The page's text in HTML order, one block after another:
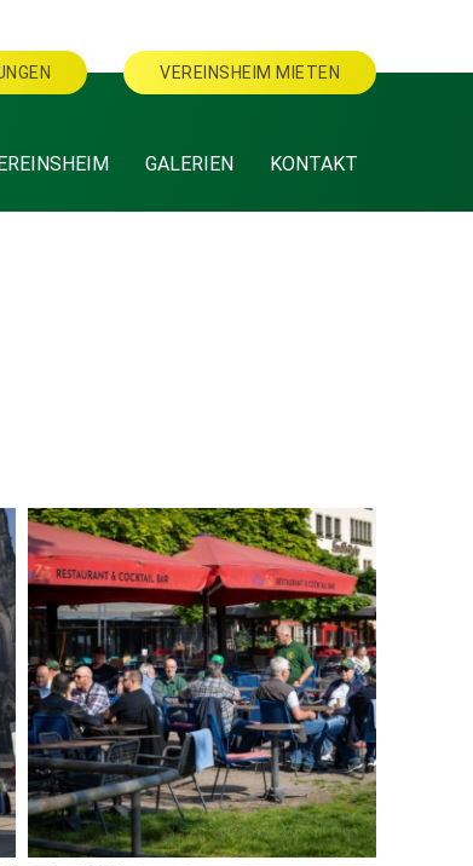
VEREINSHEIM MIETEN
GALERIEN KONTAKT